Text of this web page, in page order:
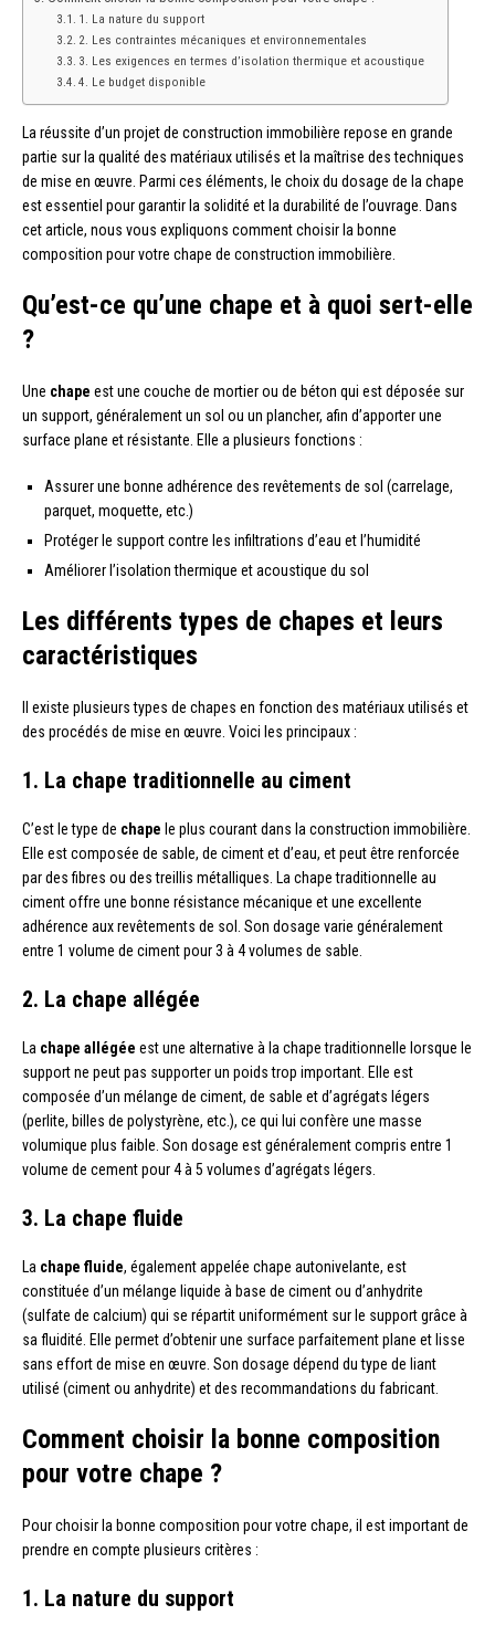
1. La nature du support
2. Les contraintes mécaniques et environnementales
3. Les exigences en termes d’isolation thermique et acoustique
4. Le budget disponible
La réussite d’un projet de construction immobilière repose en grande
partie sur la qualité des matériaux utilisés et la maîtrise des techniques
de mise en œuvre. Parmi ces éléments, le choix du dosage de la chape
est essentiel pour garantir la solidité et la durabilité de l’ouvrage. Dans
cet article, nous vous expliquons comment choisir la bonne
composition pour votre chape de construction immobilière.
Qu’est-ce qu’une chape et à quoi sert-elle
?
Une chape est une couche de mortier ou de béton qui est déposée sur
un support, généralement un sol ou un plancher, afin d’apporter une
surface plane et résistante. Elle a plusieurs fonctions :
Assurer une bonne adhérence des revêtements de sol (carrelage,
parquet, moquette, etc.)
Protéger le support contre les infiltrations d’eau et l’humidité
Améliorer l’isolation thermique et acoustique du sol
Les différents types de chapes et leurs
caractéristiques
Il existe plusieurs types de chapes en fonction des matériaux utilisés et
des procédés de mise en œuvre. Voici les principaux :
1. La chape traditionnelle au ciment
C’est le type de chape le plus courant dans la construction immobilière.
Elle est composée de sable, de ciment et d’eau, et peut être renforcée
par des fibres ou des treillis métalliques. La chape traditionnelle au
ciment offre une bonne résistance mécanique et une excellente
adhérence aux revêtements de sol. Son dosage varie généralement
entre 1 volume de ciment pour 3 à 4 volumes de sable.
2. La chape allégée
La chape allégée est une alternative à la chape traditionnelle lorsque le
support ne peut pas supporter un poids trop important. Elle est
composée d’un mélange de ciment, de sable et d’agrégats légers
(perlite, billes de polystyrène, etc.), ce qui lui confère une masse
volumique plus faible. Son dosage est généralement compris entre 1
volume de cement pour 4 à 5 volumes d’agrégats légers.
3. La chape fluide
La chape fluide, également appelée chape autonivelante, est
constituée d’un mélange liquide à base de ciment ou d’anhydrite
(sulfate de calcium) qui se répartit uniformément sur le support grâce à
sa fluidité. Elle permet d’obtenir une surface parfaitement plane et lisse
sans effort de mise en œuvre. Son dosage dépend du type de liant
utilisé (ciment ou anhydrite) et des recommandations du fabricant.
Comment choisir la bonne composition
pour votre chape ?
Pour choisir la bonne composition pour votre chape, il est important de
prendre en compte plusieurs critères :
1. La nature du support